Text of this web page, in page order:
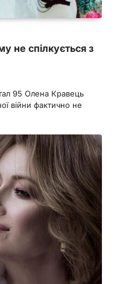
не спілкується з
95 Олена Кравець
війни фактично не